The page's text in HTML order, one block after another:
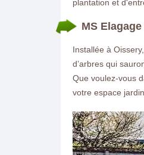
plantation et
MS
Installée à
d’arbres qui
Que voulez-vous
votre espace